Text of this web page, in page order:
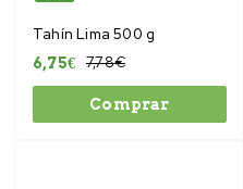
Tahín Lima 500 g
7,78€
6,75€
Comprar